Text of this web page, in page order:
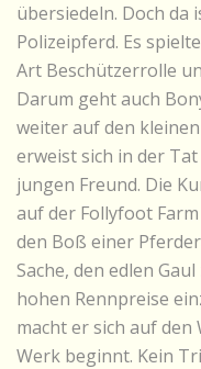
übersiedeln. Doch da
Polizeipferd. Es
Art Beschützerrolle
Darum geht auch
weiter auf den
erweist sich in der
jungen Freund. Die
auf der Follyfoot
den Boß einer
Sache, den edlen
hohen Rennpreise
macht er sich auf den
Werk beginnt. Kein